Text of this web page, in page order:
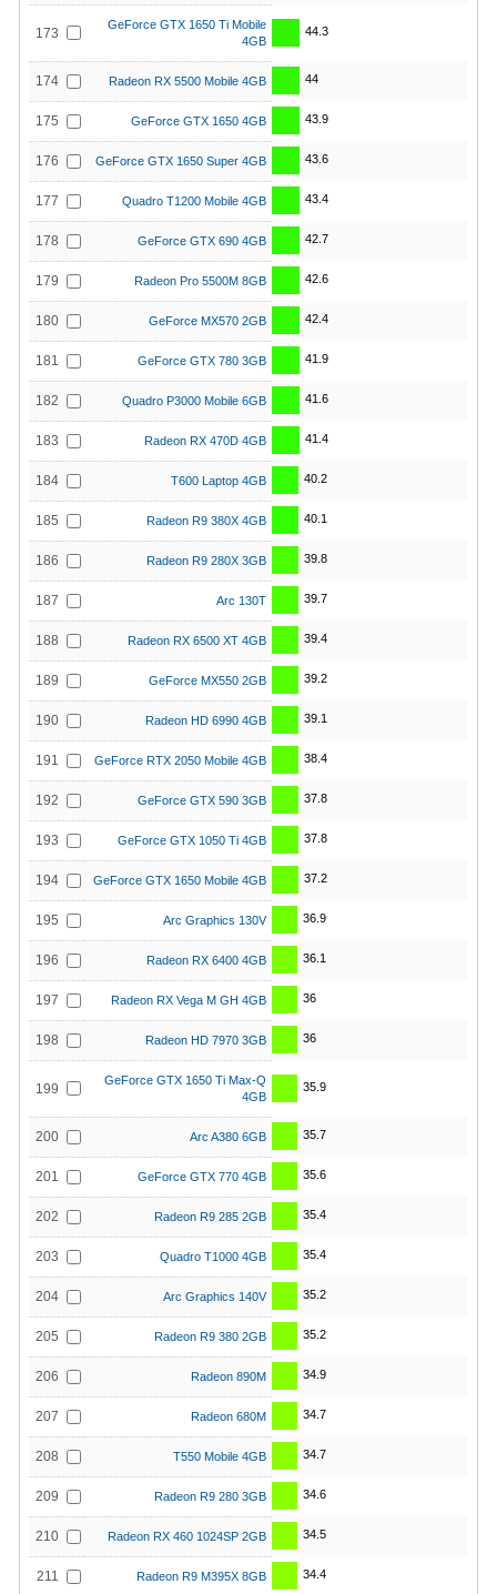
173
GeForce GTX 1650 Ti Mobile
4GB
44.3
174 Radeon RX 5500 Mobile 4GB 44
175 GeForce GTX 1650 4GB 43.9
176 GeForce GTX 1650 Super 4GB 43.6
177 Quadro T1200 Mobile 4GB 43.4
178 GeForce GTX 690 4GB 42.7
179 Radeon Pro 5500M 8GB 42.6
180 GeForce MX570 2GB 42.4
181 GeForce GTX 780 3GB 41.9
182 Quadro P3000 Mobile 6GB 41.6
183 Radeon RX 470D 4GB 41.4
184 T600 Laptop 4GB 40.2
185 Radeon R9 380X 4GB 40.1
186 Radeon R9 280X 3GB 39.8
187 Arc 130T 39.7
188 Radeon RX 6500 XT 4GB 39.4
189 GeForce MX550 2GB 39.2
190 Radeon HD 6990 4GB 39.1
191 GeForce RTX 2050 Mobile 4GB 38.4
192 GeForce GTX 590 3GB 37.8
193 GeForce GTX 1050 Ti 4GB 37.8
194 GeForce GTX 1650 Mobile 4GB 37.2
195 Arc Graphics 130V 36.9
196 Radeon RX 6400 4GB 36.1
197 Radeon RX Vega M GH 4GB 36
198 Radeon HD 7970 3GB 36
199
GeForce GTX 1650 Ti Max-Q
4GB
35.9
200 Arc A380 6GB 35.7
201 GeForce GTX 770 4GB 35.6
202 Radeon R9 285 2GB 35.4
203 Quadro T1000 4GB 35.4
204 Arc Graphics 140V 35.2
205 Radeon R9 380 2GB 35.2
206 Radeon 890M 34.9
207 Radeon 680M 34.7
208 T550 Mobile 4GB 34.7
209 Radeon R9 280 3GB 34.6
210 Radeon RX 460 1024SP 2GB 34.5
211 Radeon R9 M395X 8GB 34.4